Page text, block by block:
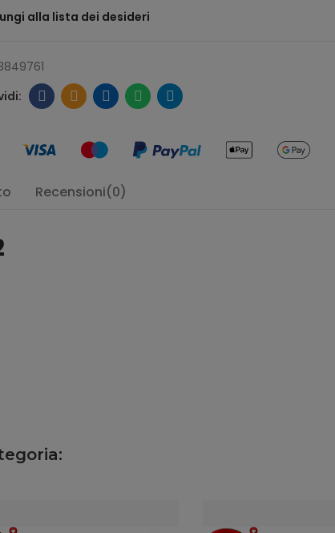
alla lista dei desideri
Recensioni(0)